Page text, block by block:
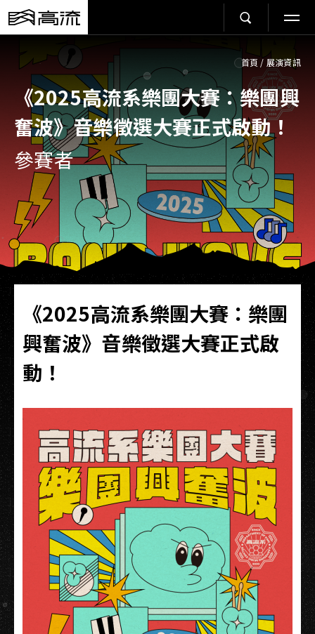
首頁 / 展演資訊
《2025高流系樂團大賽：樂團興
奮波》音樂徵選大賽正式啟動！
參賽者
《2025高流系樂團大賽：樂團
興奮波》音樂徵選大賽正式啟
動！